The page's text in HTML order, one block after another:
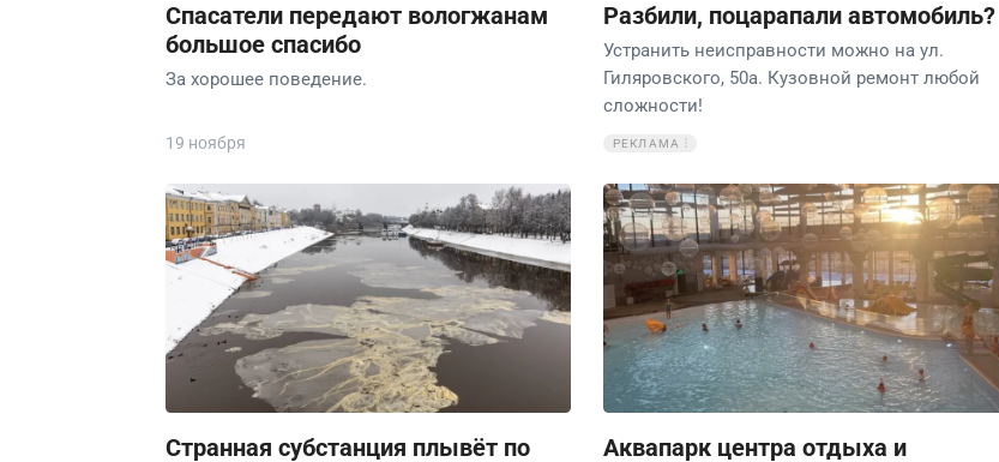
Спасатели передают вологжанам
большое спасибо
За хорошее поведение.
19 ноября
Разбили, поцарапали автомобиль?
Устранить неисправности можно на ул.
Гиляровского, 50а. Кузовной ремонт любой
сложности!
РЕКЛАМА
Странная субстанция плывёт по Аквапарк центра отдыха и